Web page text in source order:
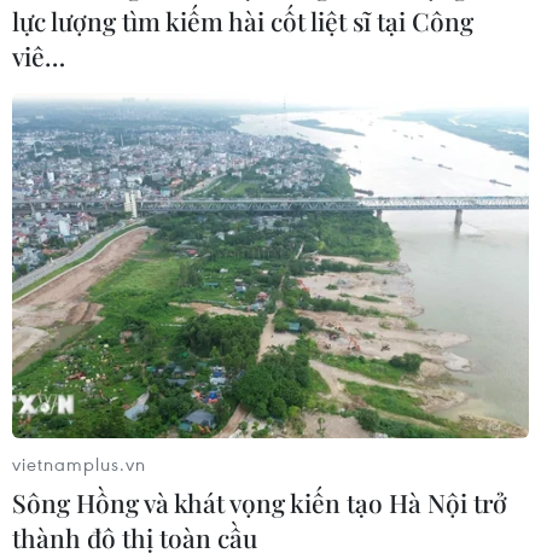
Nước Anh đối mặt với tình trạng thiếu lao
động thời kỳ hậu Brexit
Với việc nguồn cung lao động tại Anh đang bị thiếu hụt,
các tập đoàn kinh doanh cho rằng chính phủ Anh cần
làm nhiều hơn nữa để khuyến khích người dân trở lại
làm việc.
lực lượng tìm kiếm hài cốt liệt sĩ tại Công
viê…
vietnamplus.vn
Sông Hồng và khát vọng kiến tạo Hà Nội trở
thành đô thị toàn cầu